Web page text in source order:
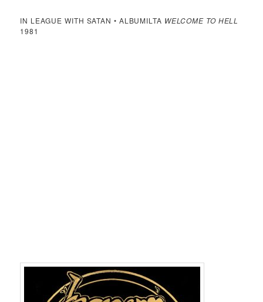
IN LEAGUE WITH SATAN • ALBUMILTA WELCOME TO HELL
1981